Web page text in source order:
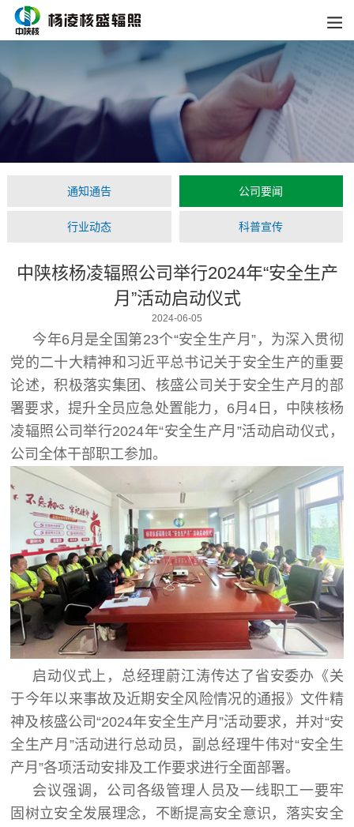
通知通告 公司要闻
行业动态 科普宣传
中陕核杨凌辐照公司举行2024年“安全生产
月”活动启动仪式
2024-06-05
今年6月是全国第23个“安全生产月”，为深入贯彻
党的二十大精神和习近平总书记关于安全生产的重要
论述，积极落实集团、核盛公司关于安全生产月的部
署要求，提升全员应急处置能力，6月4日，中陕核杨
凌辐照公司举行2024年“安全生产月”活动启动仪式，
公司全体干部职工参加。
启动仪式上，总经理蔚江涛传达了省安委办《关
于今年以来事故及近期安全风险情况的通报》文件精
神及核盛公司“2024年安全生产月”活动要求，并对“安
全生产月”活动进行总动员，副总经理牛伟对“安全生
产月”各项活动安排及工作要求进行全面部署。
会议强调，公司各级管理人员及一线职工一要牢
固树立安全发展理念，不断提高安全意识，落实安全